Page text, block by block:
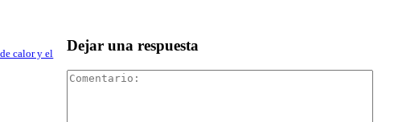
calor y el
Dejar una respuesta